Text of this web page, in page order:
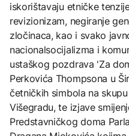
iskorištavaju etničke
revizionizam, negiranje
zločinaca, kao i svako
nacionalsocijalizma i
ustaškog pozdrava 'Za
Perkovića Thompsona u
četničkih simbola na
Višegradu, te izjave
Predstavničkog doma